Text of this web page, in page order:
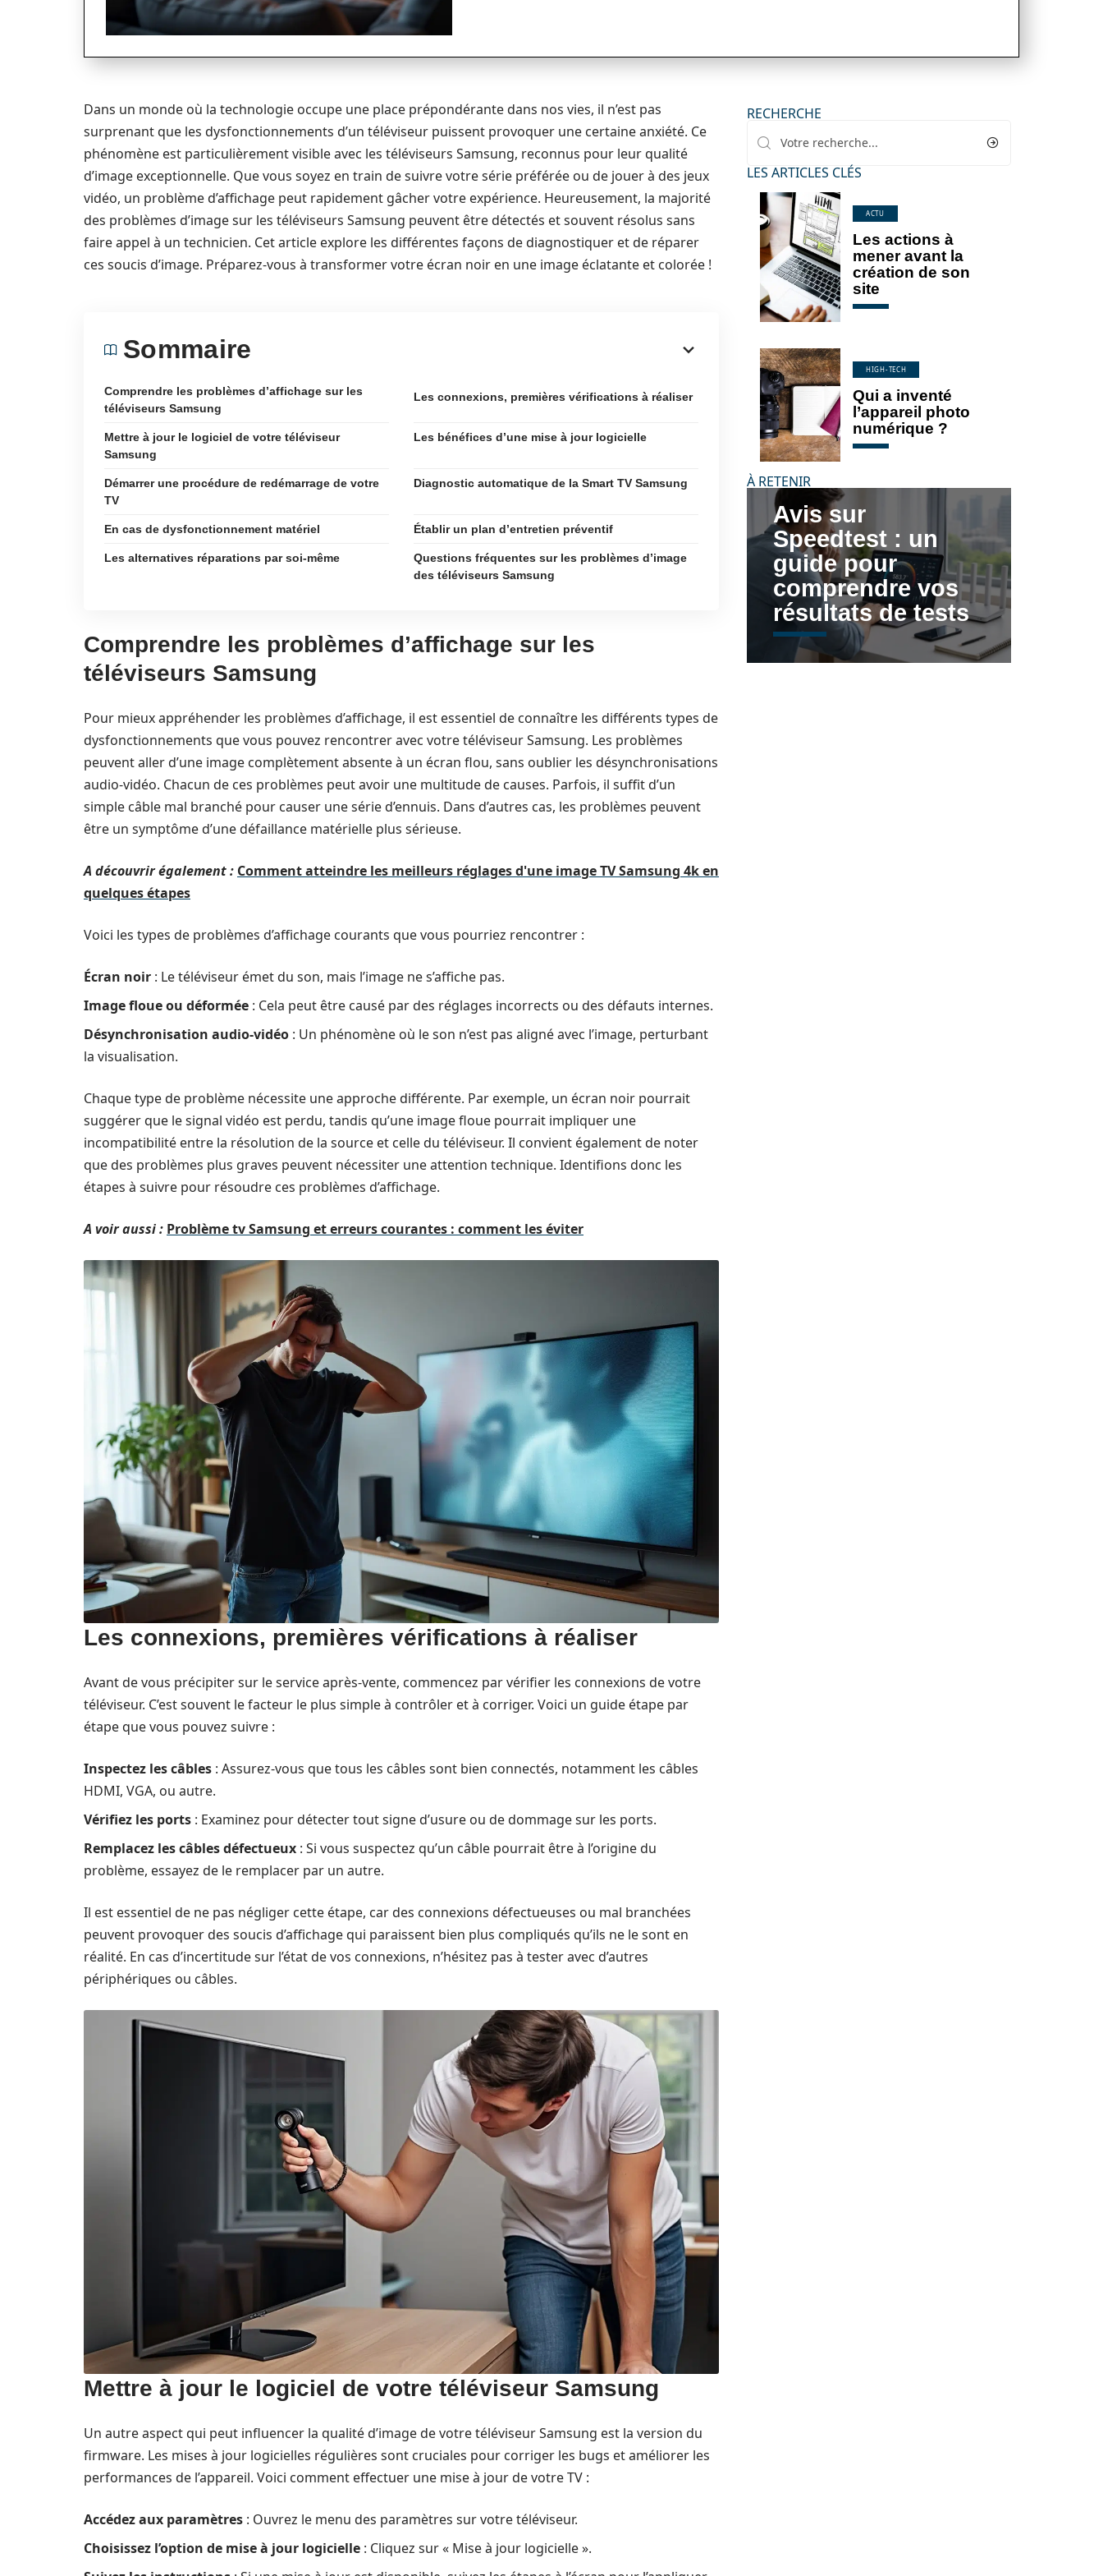
Dans un monde où la technologie occupe une place prépondérante dans nos vies, il n’est pas
surprenant que les dysfonctionnements d’un téléviseur puissent provoquer une certaine anxiété. Ce
phénomène est particulièrement visible avec les téléviseurs Samsung, reconnus pour leur qualité
d’image exceptionnelle. Que vous soyez en train de suivre votre série préférée ou de jouer à des jeux
vidéo, un problème d’affichage peut rapidement gâcher votre expérience. Heureusement, la majorité
des problèmes d’image sur les téléviseurs Samsung peuvent être détectés et souvent résolus sans
faire appel à un technicien. Cet article explore les différentes façons de diagnostiquer et de réparer
ces soucis d’image. Préparez-vous à transformer votre écran noir en une image éclatante et colorée !
Sommaire
Comprendre les problèmes d’affichage sur les
téléviseurs Samsung
Les connexions, premières vérifications à réaliser
Mettre à jour le logiciel de votre téléviseur
Samsung
Les bénéfices d’une mise à jour logicielle
Démarrer une procédure de redémarrage de votre
TV
Diagnostic automatique de la Smart TV Samsung
En cas de dysfonctionnement matériel Établir un plan d’entretien préventif
Les alternatives réparations par soi-même
Questions fréquentes sur les problèmes d’image
des téléviseurs Samsung
Comprendre les problèmes d’affichage sur les
téléviseurs Samsung
Pour mieux appréhender les problèmes d’affichage, il est essentiel de connaître les différents types de
dysfonctionnements que vous pouvez rencontrer avec votre téléviseur Samsung. Les problèmes
peuvent aller d’une image complètement absente à un écran flou, sans oublier les désynchronisations
audio-vidéo. Chacun de ces problèmes peut avoir une multitude de causes. Parfois, il suffit d’un
simple câble mal branché pour causer une série d’ennuis. Dans d’autres cas, les problèmes peuvent
être un symptôme d’une défaillance matérielle plus sérieuse.
A découvrir également : Comment atteindre les meilleurs réglages d'une image TV Samsung 4k en
quelques étapes
Voici les types de problèmes d’affichage courants que vous pourriez rencontrer :
Écran noir : Le téléviseur émet du son, mais l’image ne s’affiche pas.
Image floue ou déformée : Cela peut être causé par des réglages incorrects ou des défauts internes.
Désynchronisation audio-vidéo : Un phénomène où le son n’est pas aligné avec l’image, perturbant
la visualisation.
Chaque type de problème nécessite une approche différente. Par exemple, un écran noir pourrait
suggérer que le signal vidéo est perdu, tandis qu’une image floue pourrait impliquer une
incompatibilité entre la résolution de la source et celle du téléviseur. Il convient également de noter
que des problèmes plus graves peuvent nécessiter une attention technique. Identifions donc les
étapes à suivre pour résoudre ces problèmes d’affichage.
A voir aussi : Problème tv Samsung et erreurs courantes : comment les éviter
Les connexions, premières vérifications à réaliser
Avant de vous précipiter sur le service après-vente, commencez par vérifier les connexions de votre
téléviseur. C’est souvent le facteur le plus simple à contrôler et à corriger. Voici un guide étape par
étape que vous pouvez suivre :
Inspectez les câbles : Assurez-vous que tous les câbles sont bien connectés, notamment les câbles
HDMI, VGA, ou autre.
Vérifiez les ports : Examinez pour détecter tout signe d’usure ou de dommage sur les ports.
Remplacez les câbles défectueux : Si vous suspectez qu’un câble pourrait être à l’origine du
problème, essayez de le remplacer par un autre.
Il est essentiel de ne pas négliger cette étape, car des connexions défectueuses ou mal branchées
peuvent provoquer des soucis d’affichage qui paraissent bien plus compliqués qu’ils ne le sont en
réalité. En cas d’incertitude sur l’état de vos connexions, n’hésitez pas à tester avec d’autres
périphériques ou câbles.
Mettre à jour le logiciel de votre téléviseur Samsung
Un autre aspect qui peut influencer la qualité d’image de votre téléviseur Samsung est la version du
firmware. Les mises à jour logicielles régulières sont cruciales pour corriger les bugs et améliorer les
performances de l’appareil. Voici comment effectuer une mise à jour de votre TV :
Accédez aux paramètres : Ouvrez le menu des paramètres sur votre téléviseur.
Choisissez l’option de mise à jour logicielle : Cliquez sur « Mise à jour logicielle ».
RECHERCHE
LES ARTICLES CLÉS
ACTU
Les actions à
mener avant la
création de son
site
HIGH-TECH
Qui a inventé
l’appareil photo
numérique ?
À RETENIR
Avis sur
Speedtest : un
guide pour
comprendre vos
résultats de tests